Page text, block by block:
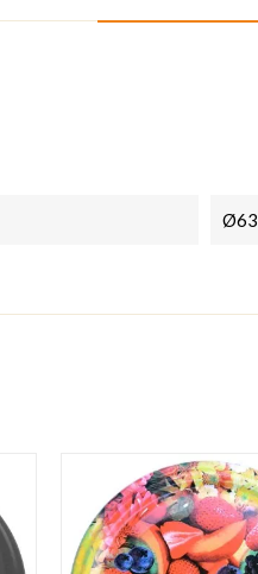
Ø63